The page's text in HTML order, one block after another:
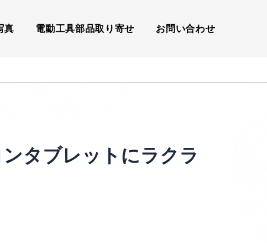
真 電動工具部品取り寄せ お問い合わせ
タブレットにラクラ